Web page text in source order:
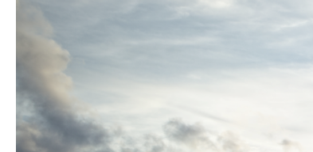
Salta al contenuto